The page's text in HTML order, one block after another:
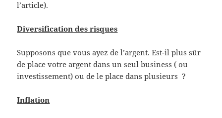
l’article).
Diversification des risques
Supposons que vous ayez de l’argent. Est-il plus sûr
de place votre argent dans un seul business ( ou
investissement) ou de le place dans plusieurs ?
Inflation